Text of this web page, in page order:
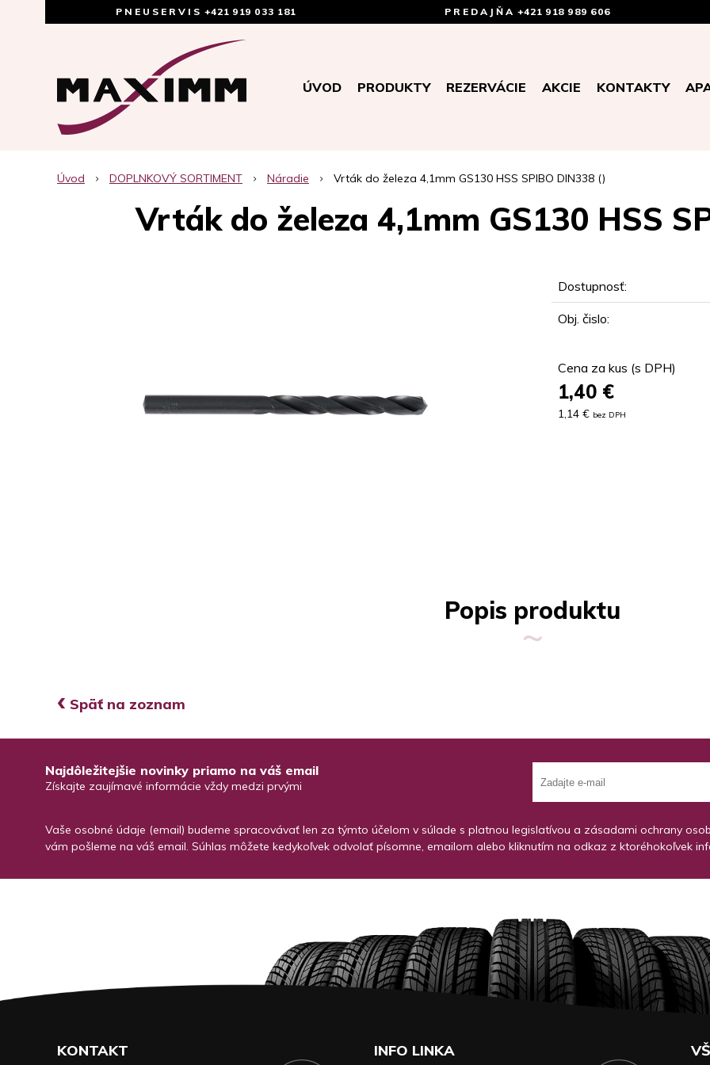
PNEUSERVIS +421 919 033 181 PREDAJŇA +421 918 989 606
ÚVOD PRODUKTY REZERVÁCIE AKCIE KONTAKTY
Úvod DOPLNKOVÝ SORTIMENT Náradie Vrták do železa 4,1mm GS130 HSS SPIBO DIN338 ()
Vrták do železa 4,1mm GS130 HSS
Dostupnosť:
Obj. čislo:
Cena za kus (s DPH)
1,40 €
1,14 € bez DPH
Popis produktu
‹ Späť na zoznam
Najdôležitejšie novinky priamo na váš email
Získajte zaujímavé informácie vždy medzi prvými
Vaše osobné údaje (email) budeme spracovávať len za týmto účelom v súlade s platnou legislatívou a zásadami ochrany
vám pošleme na váš email. Súhlas môžete kedykoľvek odvolať písomne, emailom alebo kliknutím na odkaz z ktoréhokoľvek
KONTAKT INFO LINKA